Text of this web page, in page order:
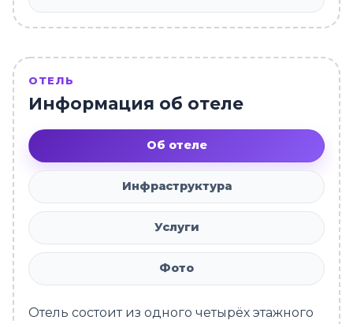
ОТЕЛЬ
Информация об отеле
Об отеле
Инфраструктура
Услуги
Фото
Отель состоит из одного четырёх этажного